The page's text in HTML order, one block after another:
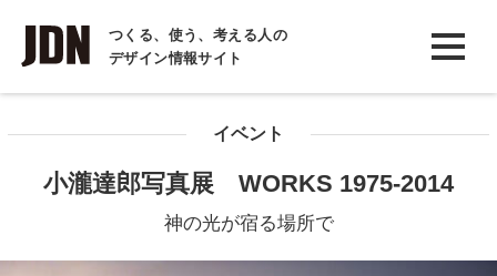
つくる、使う、考える人の
デザイン情報サイト
INTERVIEW
インタビュー
COLUMN
イベント
小瀧達郎写真展 WORKS 1975-2014
神の光が宿る場所で